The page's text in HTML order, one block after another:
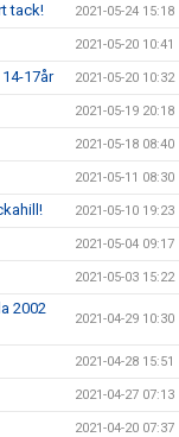
tack! 2021-05-24 15:18
2021-05-20 10:41
17år 2021-05-20 10:32
2021-05-19 20:18
2021-05-18 08:40
2021-05-11 08:30
2021-05-10 19:23
2021-05-04 09:17
2021-05-03 15:22
2002
2021-04-29 10:30
2021-04-28 15:51
2021-04-27 07:13
2021-04-20 07:37